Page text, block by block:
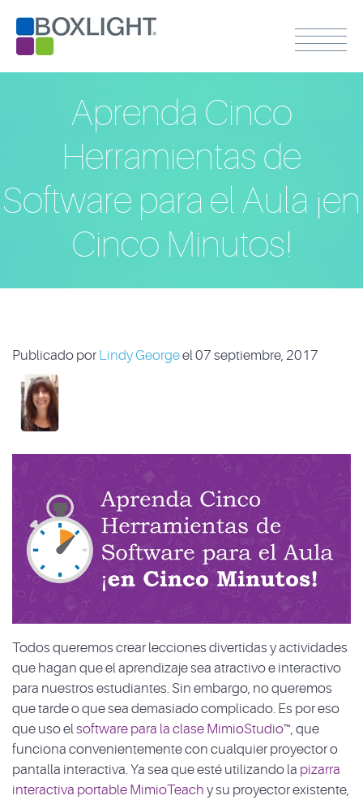
Aprenda Cinco
Herramientas de
Software para el Aula ¡en
Cinco Minutos!
Publicado por Lindy Georgeel 07 septiembre, 2017
Todos queremos crear lecciones divertidas y actividades
que hagan que el aprendizaje sea atractivo e interactivo
para nuestros estudiantes. Sin embargo, no queremos
que tarde o que sea demasiado complicado. Es por eso
que uso elsoftware para la clase MimioStudio™, que
funciona convenientemente con cualquier proyector o
pantalla interactiva. Ya sea que esté utilizando la pizarra
interactiva portable MimioTeach y su proyector existente,